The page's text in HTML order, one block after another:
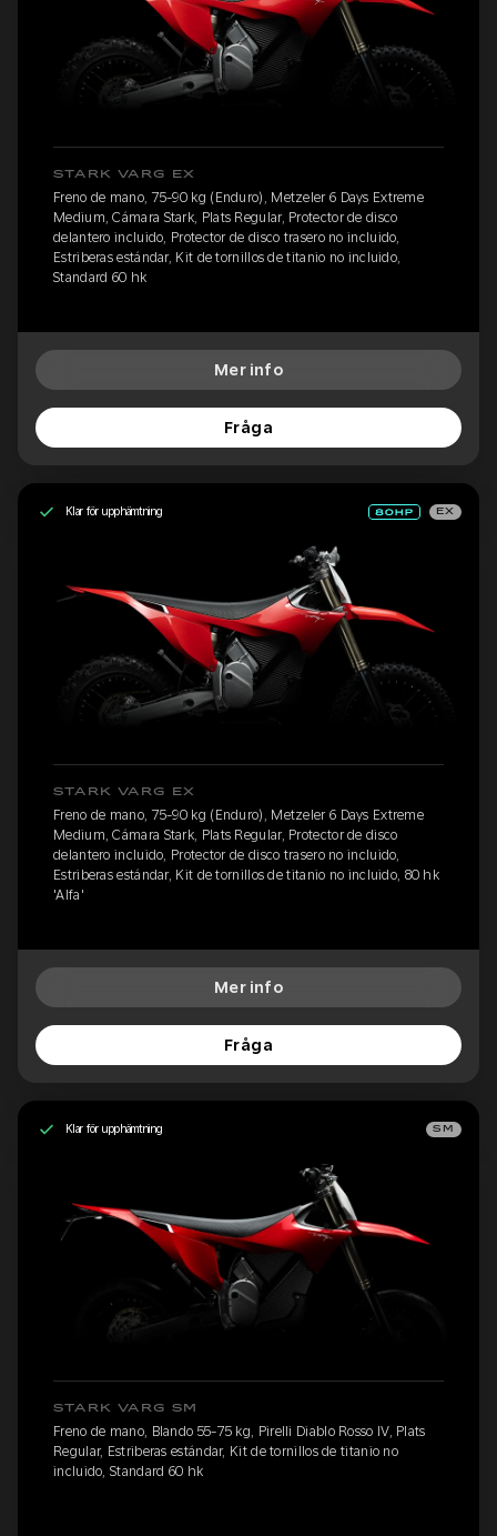
STARK VARG EX
Freno de mano, 75-90 kg (Enduro), Metzeler 6 Days Extreme
Medium, Cámara Stark, Plats Regular, Protector de disco
delantero incluido, Protector de disco trasero no incluido,
Estriberas estándar, Kit de tornillos de titanio no incluido,
Standard 60 hk
Mer info
Fråga
Klar för upphämtning EX
STARK VARG EX
Freno de mano, 75-90 kg (Enduro), Metzeler 6 Days Extreme
Medium, Cámara Stark, Plats Regular, Protector de disco
delantero incluido, Protector de disco trasero no incluido,
Estriberas estándar, Kit de tornillos de titanio no incluido, 80 hk
'Alfa'
Mer info
Fråga
Klar för upphämtning SM
STARK VARG SM
Freno de mano, Blando 55-75 kg, Pirelli Diablo Rosso IV, Plats
Regular, Estriberas estándar, Kit de tornillos de titanio no
incluido, Standard 60 hk